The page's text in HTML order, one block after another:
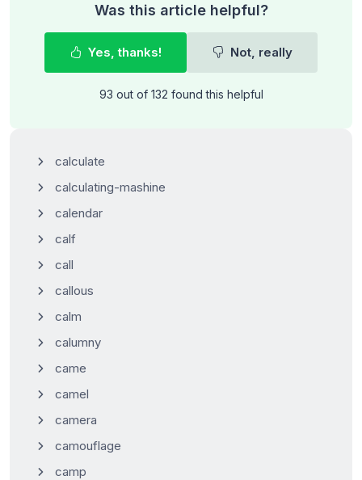
Was this article helpful?
Yes, thanks! Not, really
93 out of 132 found this helpful
calculate
calculating-mashine
calendar
calf
call
callous
calm
calumny
came
camel
camera
camouflage
camp